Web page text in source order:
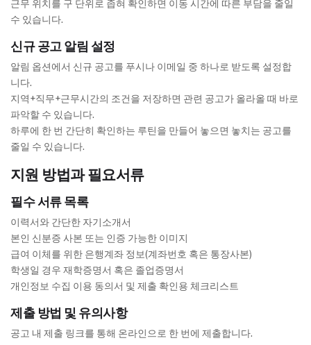
근무 위치를 구 단위로 좁혀 확인하면 이동 시간에 따른 부담을 줄일
수 있습니다.
신규 공고 알림 설정
알림 옵션에서 신규 공고를 푸시나 이메일 중 하나로 받도록 설정합
니다.
지역+직무+근무시간의 조건을 저장하면 관련 공고가 올라올 때 바로
파악할 수 있습니다.
하루에 한 번 간단히 확인하는 루틴을 만들어 놓으면 놓치는 공고를
줄일 수 있습니다.
지원 방법과 필요서류
필수 서류 목록
이력서와 간단한 자기소개서
본인 신분증 사본 또는 인증 가능한 이미지
급여 이체를 위한 은행계좌 정보(계좌번호 혹은 통장사본)
학생일 경우 재학증명서 혹은 졸업증명서
개인정보 수집 이용 동의서 및 제출 확인용 체크리스트
제출 방법 및 유의사항
공고 내 제출 링크를 통해 온라인으로 한 번에 제출합니다.